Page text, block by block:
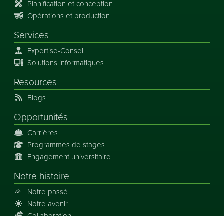
Planification et conception
Opérations et production
Services
Expertise-Conseil
Solutions informatiques
Resources
Blogs
Opportunités
Carrières
Programmes de stages
Engagement universitaire
Notre histoire
Notre passé
Notre avenir